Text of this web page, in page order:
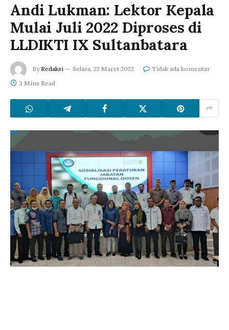
Andi Lukman: Lektor Kepala
Mulai Juli 2022 Diproses di
LLDIKTI IX Sultanbatara
By Redaksi Selasa, 22 Maret 2022
Tidak ada komentar
3 Mins Read